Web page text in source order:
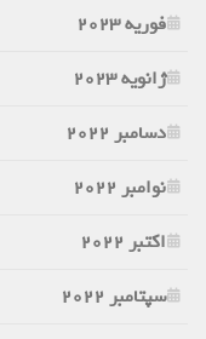
فوریه 2023
ژانویه 2023
دسامبر 2022
نوامبر 2022
اکتبر 2022
سپتامبر 2022